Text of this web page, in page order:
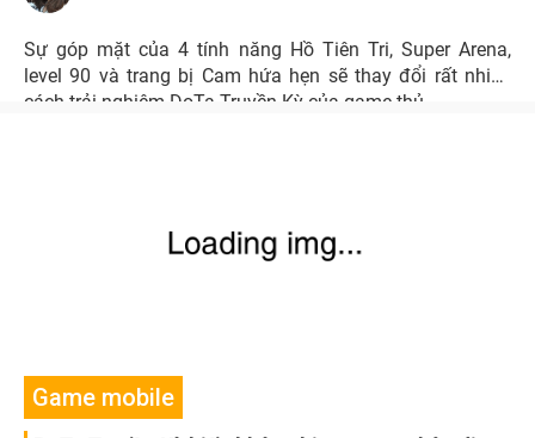
Sự góp mặt của 4 tính năng Hồ Tiên Tri, Super Arena,
level 90 và trang bị Cam hứa hẹn sẽ thay đổi rất nhiều
cách trải nghiệm DoTa Truyền Kỳ của game thủ.
Game mobile